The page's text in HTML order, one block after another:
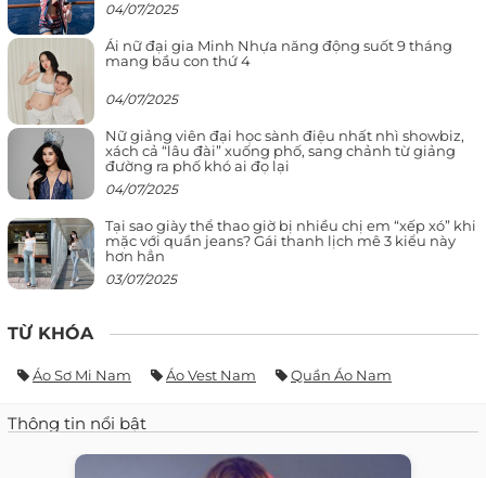
04/07/2025
Ái nữ đại gia Minh Nhựa năng động suốt 9 tháng
mang bầu con thứ 4
04/07/2025
Nữ giảng viên đại học sành điệu nhất nhì showbiz,
xách cả “lâu đài” xuống phố, sang chảnh từ giảng
đường ra phố khó ai đọ lại
04/07/2025
Tại sao giày thể thao giờ bị nhiều chị em “xếp xó” khi
mặc với quần jeans? Gái thanh lịch mê 3 kiểu này
hơn hẳn
03/07/2025
TỪ KHÓA
Áo Sơ Mi Nam Áo Vest Nam Quần Áo Nam
Thông tin nổi bật